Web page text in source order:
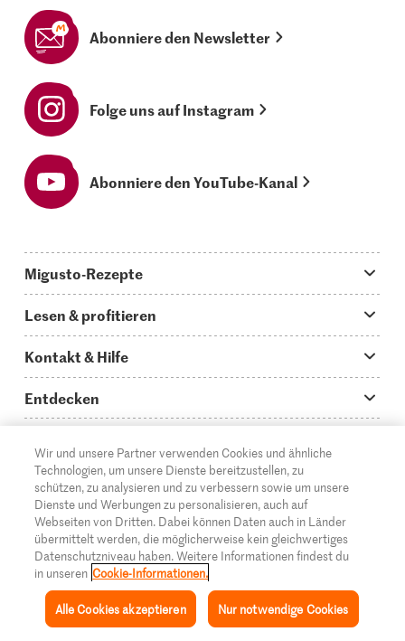
Inspiration Rezepte Mein Migusto Menü
Abonniere den Newsletter
Folge uns auf Instagram
Abonniere den YouTube-Kanal
Migusto-Rezepte
Was koche ich heute?
Hauptgerichte
Schnelle & einfache Rezepte
Apéro & Fingerfood
Backen
Rezepte für Familien & Kinder
Alle Rezeptkategorien
Lesen & profitieren
Storys
How to-Videos
Glossar
Migusto Login
Migusto Printmagazin
Wettbewerbe
Kontakt & Hilfe
Infos zum Kochen mit Migusto
Kontakt
Mediadaten Werbetreibende
Impressum
Rechtliche Hinweise
Datenschutz
Entdecken
Supermarkt
Migros Online
Über die Migros
Filialen
Cumulus
Migros-Magazin
© 2026 Migros-Genossenschafts-Bund
DE FR IT
Wir und unsere Partner verwenden Cookies und ähnliche
Technologien, um unsere Dienste bereitzustellen, zu
schützen, zu analysieren und zu verbessern sowie um unsere
Dienste und Werbungen zu personalisieren, auch auf
Webseiten von Dritten. Dabei können Daten auch in Länder
übermittelt werden, die möglicherweise kein gleichwertiges
Datenschutzniveau haben. Weitere Informationen findest du
in unseren Cookie-Informationen.
Nur notwendige Cookies
Alle Cookies akzeptieren